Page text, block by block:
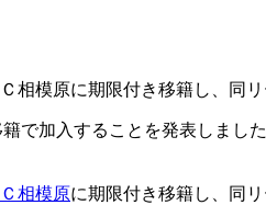
相模原に期限付き移籍し、同
で加入することを発表しまし
Ｃ相模原に期限付き移籍し、同